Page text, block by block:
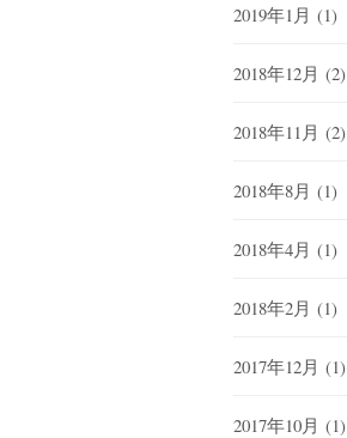
2019年1月 (1)
2018年12月 (2)
2018年11月 (2)
2018年8月 (1)
2018年4月 (1)
2018年2月 (1)
2017年12月 (1)
2017年10月 (1)